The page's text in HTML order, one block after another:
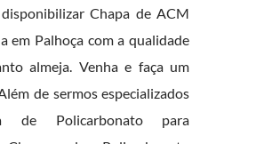
Chapa de ACM
em Palhoça com a qualidade
almeja. Venha e faça um
de sermos especializados
de Policarbonato para